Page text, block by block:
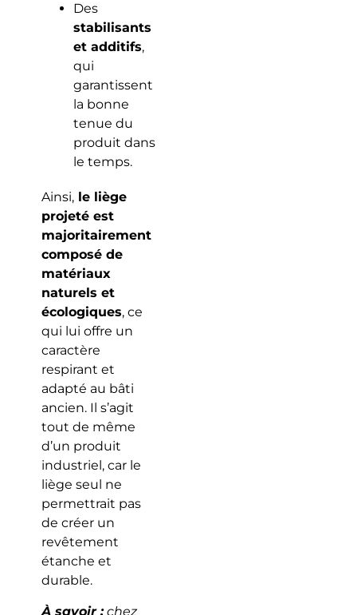
Des
stabilisants
et additifs,
qui
garantissent
la bonne
tenue du
produit dans
le temps.
Ainsi,le liège
projeté est
majoritairement
composé de
matériaux
naturels et
écologiques, ce
qui lui offre un
caractère
respirant et
adapté au bâti
ancien. Il s’agit
tout de même
d’un produit
industriel, car le
liège seul ne
permettrait pas
de créer un
revêtement
étanche et
durable.
À savoir :chez